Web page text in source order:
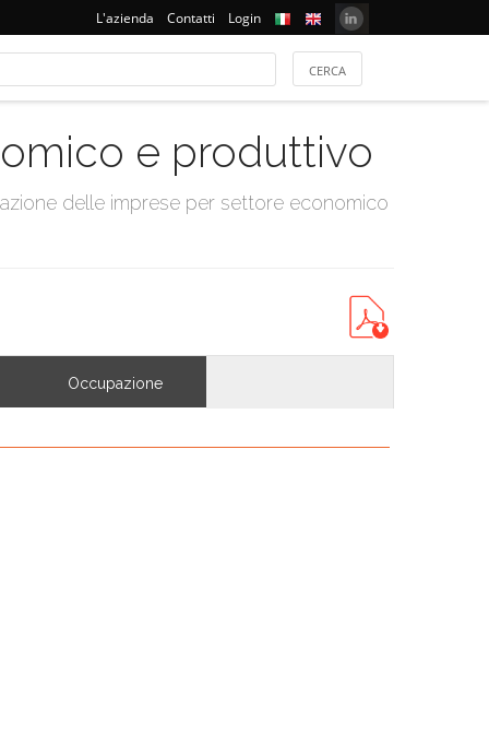
L'azienda Contatti Login
e produttivo
delle imprese per settore economico
Occupazione